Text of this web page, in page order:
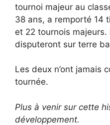
tournoi majeur au
38 ans, a remporté 14
et 22 tournois majeurs.
disputeront sur terre
Les deux n’ont jamais
tournée.
Plus à venir sur cette
développement.